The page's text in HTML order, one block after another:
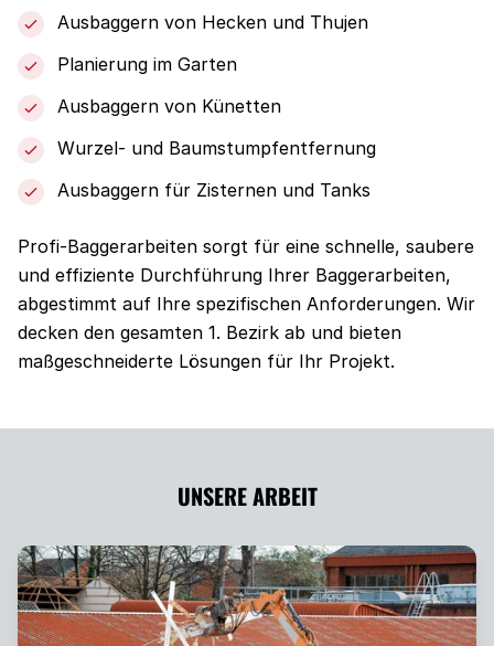
Ausbaggern von Hecken und Thujen
Planierung im Garten
Ausbaggern von Künetten
Wurzel- und Baumstumpfentfernung
Ausbaggern für Zisternen und Tanks
Profi-Baggerarbeiten sorgt für eine schnelle, saubere
und effiziente Durchführung Ihrer Baggerarbeiten,
abgestimmt auf Ihre spezifischen Anforderungen. Wir
decken den gesamten 1. Bezirk ab und bieten
maßgeschneiderte Lösungen für Ihr Projekt.
UNSERE ARBEIT